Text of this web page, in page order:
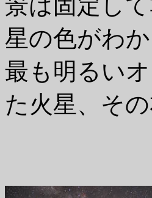
星の色がわか
最も明るい
た火星、そ